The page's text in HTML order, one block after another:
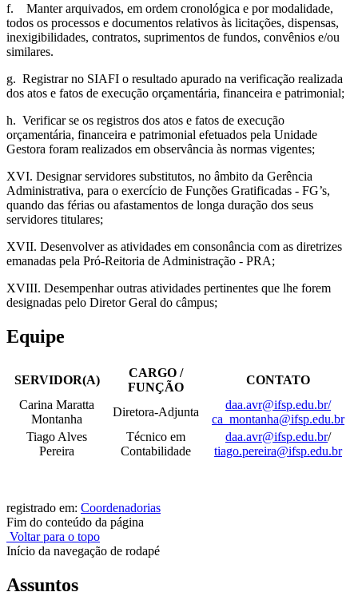
f. Manter arquivados, em ordem cronológica e por modalidade,
todos os processos e documentos relativos às licitações, dispensas,
inexigibilidades, contratos, suprimentos de fundos, convênios e/ou
similares.
g. Registrar no SIAFI o resultado apurado na verificação realizada
dos atos e fatos de execução orçamentária, financeira e patrimonial;
h. Verificar se os registros dos atos e fatos de execução
orçamentária, financeira e patrimonial efetuados pela Unidade
Gestora foram realizados em observância às normas vigentes;
XVI. Designar servidores substitutos, no âmbito da Gerência
Administrativa, para o exercício de Funções Gratificadas - FG’s,
quando das férias ou afastamentos de longa duração dos seus
servidores titulares;
XVII. Desenvolver as atividades em consonância com as diretrizes
emanadas pela Pró-Reitoria de Administração - PRA;
XVIII. Desempenhar outras atividades pertinentes que lhe forem
designadas pelo Diretor Geral do câmpus;
Equipe
SERVIDOR(A)
CARGO /
FUNÇÃO
CONTATO
Carina Maratta
Montanha
Diretora-Adjunta
daa.avr@ifsp.edu.br/
ca_montanha@ifsp.edu.br
Tiago Alves
Pereira
Técnico em
Contabilidade
daa.avr@ifsp.edu.br/
tiago.pereira@ifsp.edu.br
registrado em: Coordenadorias
Fim do conteúdo da página
Voltar para o topo
Início da navegação de rodapé
Assuntos